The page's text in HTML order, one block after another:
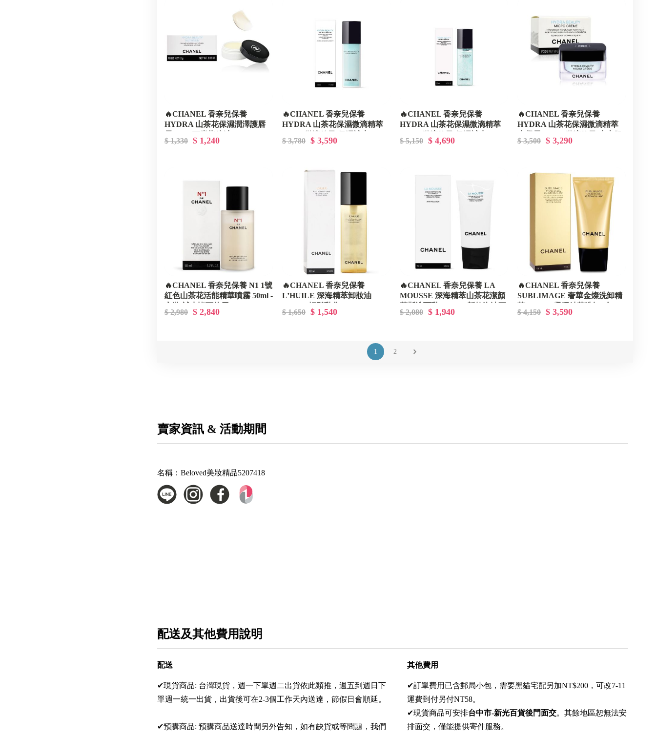
🔥CHANEL 香奈兒保養
HYDRA 山茶花保濕潤澤護唇
$ 1,330 $ 1,240
🔥CHANEL 香奈兒保養
HYDRA 山茶花保濕微滴精萃
$ 3,780 $ 3,590
🔥CHANEL 香奈兒保養
HYDRA 山茶花保濕微滴精萃
$ 5,150 $ 4,690
🔥CHANEL 香奈兒保養
HYDRA 山茶花保濕微滴精萃
$ 3,500 $ 3,290
🔥CHANEL 香奈兒保養 N1 1號
紅色山茶花活能精華噴霧 50ml -
$ 2,980 $ 2,840
🔥CHANEL 香奈兒保養
L’HUILE 深海精萃卸妝油
$ 1,650 $ 1,540
🔥CHANEL 香奈兒保養 LA
MOUSSE 深海精萃山茶花潔顏
綿密
$ 2,080 $ 1,940
🔥CHANEL 香奈兒保養
SUBLIMAGE 奢華金燦洗卸精
$ 4,150 $ 3,590
1 2
賣家資訊 & 活動期間
名稱： Beloved美妝精品5207418
配送及其他費用說明
配送
✔現貨商品: 台灣現貨，週一下單週二出貨依此類推，週五到週日下
單週一統一出貨，出貨後可在2-3個工作天內送達，節假日會順延。
✔預購商品: 預購商品送達時間另外告知，如有缺貨或等問題，我們
其他費用
✔訂單費用已含郵局小包，需要黑貓宅配另加NT$200，可改7-11
運費到付另付NT58。
✔現貨商品可安排台中市-新光百貨後門面交。其餘地區恕無法安
排面交，僅能提供寄件服務。